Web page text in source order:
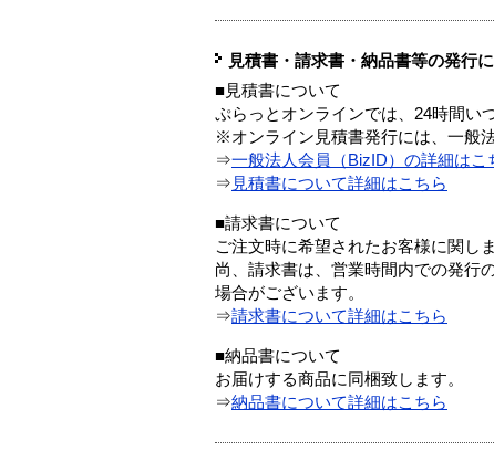
見積書・請求書・納品書等の発行
■見積書について
ぷらっとオンラインでは、24時間い
※オンライン見積書発行には、一般
⇒一般法人会員（BizID）の詳細はこ
⇒ 見積書について詳細はこちら
■請求書について
ご注文時に希望されたお客様に関し
尚、請求書は、営業時間内での発行
場合がございます。
⇒請求書について詳細はこちら
■納品書について
お届けする商品に同梱致します。
⇒納品書について詳細はこちら